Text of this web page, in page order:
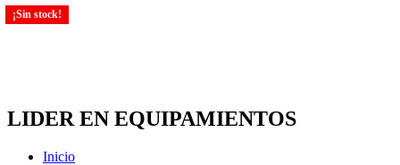
LIDER EN EQUIPAMIENTOS
Inicio
¡Sin stock!
¡Sin stock!